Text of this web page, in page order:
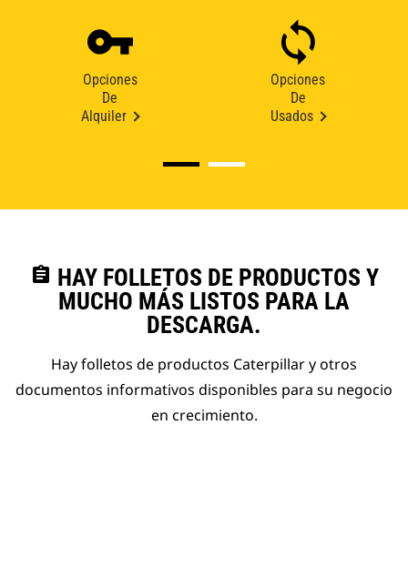
Opciones
De
Alquiler
Opciones
De
Usados
assignment HAY FOLLETOS DE PRODUCTOS Y
MUCHO MÁS LISTOS PARA LA
DESCARGA.
Hay folletos de productos Caterpillar y otros
documentos informativos disponibles para su negocio
en crecimiento.